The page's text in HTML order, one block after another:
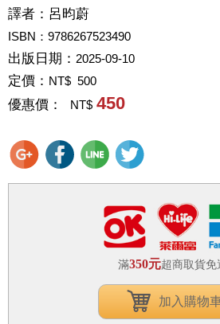
譯者： 呂昀蔚
ISBN：9786267523490
出版日期： 2025-09-10
定價： NT$ 500
優惠價： NT$ 450
滿350元超商取貨免
加入購物